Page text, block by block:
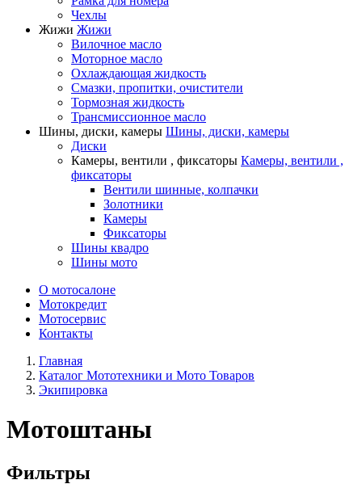
Чехлы
Жижи Жижи
Вилочное масло
Моторное масло
Охлаждающая жидкость
Смазки, пропитки, очистители
Тормозная жидкость
Трансмиссионное масло
Шины, диски, камеры Шины, диски, камеры
Диски
Камеры, вентили , фиксаторы Камеры, вентили ,
фиксаторы
Вентили шинные, колпачки
Золотники
Камеры
Фиксаторы
Шины квадро
Шины мото
О мотосалоне
Мотокредит
Мотосервис
Контакты
Главная
Каталог Мототехники и Мото Товаров
Экипировка
Мотоштаны
Фильтры